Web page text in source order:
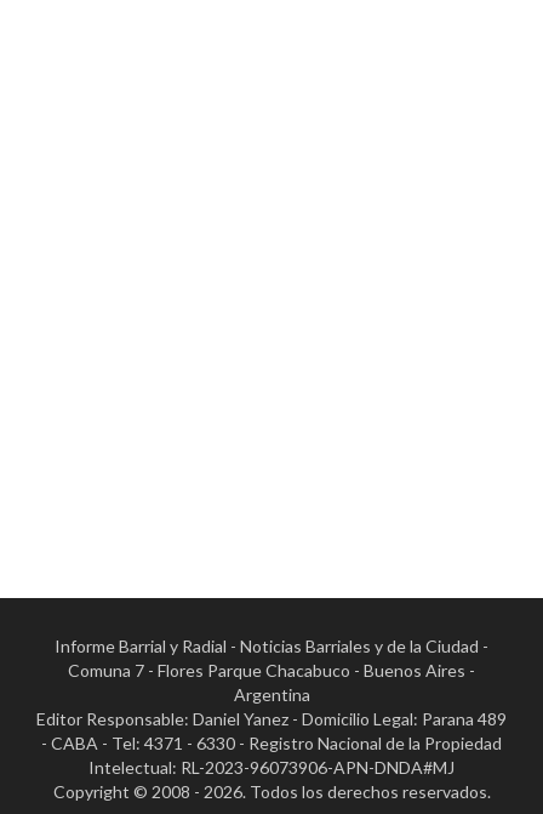
Informe Barrial y Radial - Noticias Barriales y de la Ciudad -
Comuna 7 - Flores Parque Chacabuco - Buenos Aires -
Argentina
Editor Responsable: Daniel Yanez - Domicilio Legal: Parana 489
- CABA - Tel: 4371 - 6330 - Registro Nacional de la Propiedad
Intelectual: RL-2023-96073906-APN-DNDA#MJ
Copyright © 2008 - 2026. Todos los derechos reservados.